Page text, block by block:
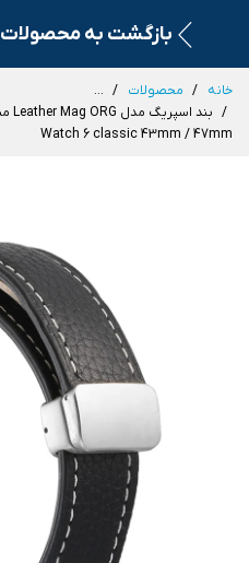
بازگشت به محصولات
خانه محصولات
...
Watch 6 classic 43mm / 47mm